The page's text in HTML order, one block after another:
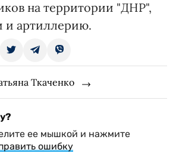
на территории "ДНР",
и артиллерию.
Ткаченко
ее мышкой и нажмите
ошибку